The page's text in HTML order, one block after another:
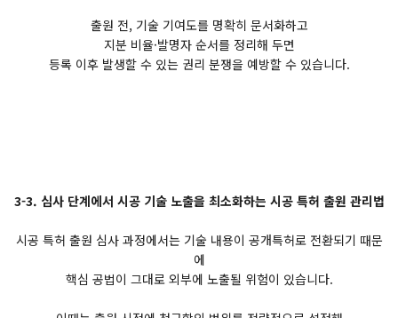
출원 전, 기술 기여도를 명확히 문서화하고
지분 비율·발명자 순서를 정리해 두면
등록 이후 발생할 수 있는 권리 분쟁을 예방할 수 있습니다.
3-3. 심사 단계에서 시공 기술 노출을 최소화하는 시공 특허 출원 관리법
시공 특허 출원 심사 과정에서는 기술 내용이 공개특허로 전환되기 때문
에
핵심 공법이 그대로 외부에 노출될 위험이 있습니다.